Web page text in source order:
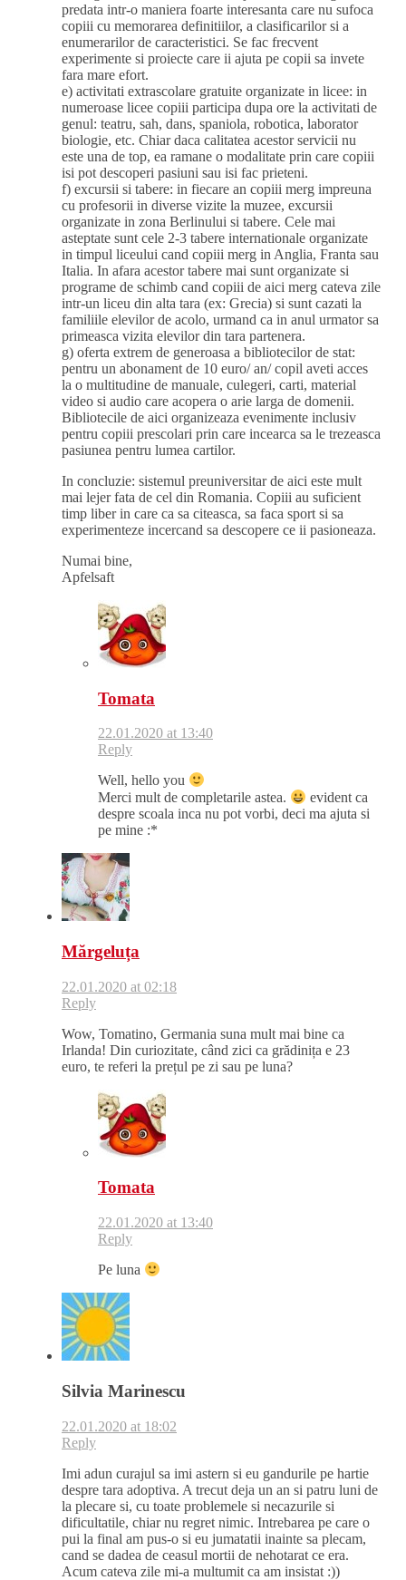
predata intr-o maniera foarte interesanta care nu sufoca
copiii cu memorarea definitiilor, a clasificarilor si a
enumerarilor de caracteristici. Se fac frecvent
experimente si proiecte care ii ajuta pe copii sa invete
fara mare efort.
e) activitati extrascolare gratuite organizate in licee: in
numeroase licee copiii participa dupa ore la activitati de
genul: teatru, sah, dans, spaniola, robotica, laborator
biologie, etc. Chiar daca calitatea acestor servicii nu
este una de top, ea ramane o modalitate prin care copiii
isi pot descoperi pasiuni sau isi fac prieteni.
f) excursii si tabere: in fiecare an copiii merg impreuna
cu profesorii in diverse vizite la muzee, excursii
organizate in zona Berlinului si tabere. Cele mai
asteptate sunt cele 2-3 tabere internationale organizate
in timpul liceului cand copiii merg in Anglia, Franta sau
Italia. In afara acestor tabere mai sunt organizate si
programe de schimb cand copiii de aici merg cateva zile
intr-un liceu din alta tara (ex: Grecia) si sunt cazati la
familiile elevilor de acolo, urmand ca in anul urmator sa
primeasca vizita elevilor din tara partenera.
g) oferta extrem de generoasa a bibliotecilor de stat:
pentru un abonament de 10 euro/ an/ copil aveti acces
la o multitudine de manuale, culegeri, carti, material
video si audio care acopera o arie larga de domenii.
Bibliotecile de aici organizeaza evenimente inclusiv
pentru copiii prescolari prin care incearca sa le trezeasca
pasiunea pentru lumea cartilor.
In concluzie: sistemul preuniversitar de aici este mult
mai lejer fata de cel din Romania. Copiii au suficient
timp liber in care ca sa citeasca, sa faca sport si sa
experimenteze incercand sa descopere ce ii pasioneaza.
Numai bine,
Apfelsaft
Tomata
22.01.2020 at 13:40
Reply
Well, hello you
Merci mult de completarile astea.
evident ca
despre scoala inca nu pot vorbi, deci ma ajuta si
pe mine :*
Mărgeluța
22.01.2020 at 02:18
Reply
Wow, Tomatino, Germania suna mult mai bine ca
Irlanda! Din curiozitate, când zici ca grădinița e 23
euro, te referi la prețul pe zi sau pe luna?
Tomata
22.01.2020 at 13:40
Reply
Pe luna
Silvia Marinescu
22.01.2020 at 18:02
Reply
Imi adun curajul sa imi astern si eu gandurile pe hartie
despre tara adoptiva. A trecut deja un an si patru luni de
la plecare si, cu toate problemele si necazurile si
dificultatile, chiar nu regret nimic. Intrebarea pe care o
pui la final am pus-o si eu jumatatii inainte sa plecam,
cand se dadea de ceasul mortii de nehotarat ce era.
Acum cateva zile mi-a multumit ca am insistat :))